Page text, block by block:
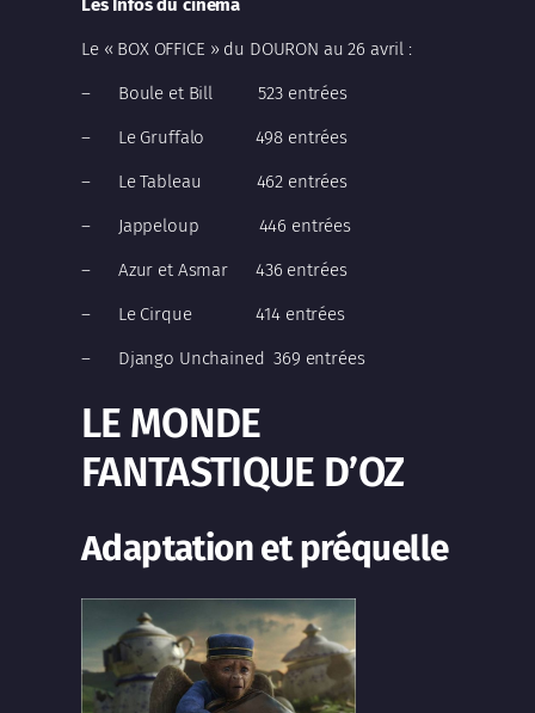
Les Infos du cinéma
Le « BOX OFFICE » du DOURON au 26 avril :
– Boule et Bill 523 entrées
– Le Gruffalo 498 entrées
– Le Tableau 462 entrées
– Jappeloup 446 entrées
– Azur et Asmar 436 entrées
– Le Cirque 414 entrées
– Django Unchained 369 entrées
LE MONDE
FANTASTIQUE D’OZ
Adaptation et préquelle